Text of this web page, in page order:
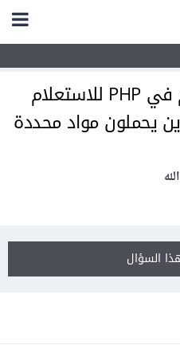
كتابة استعلام في PHP للاستعلام
يحملون مواد محددة
السؤال